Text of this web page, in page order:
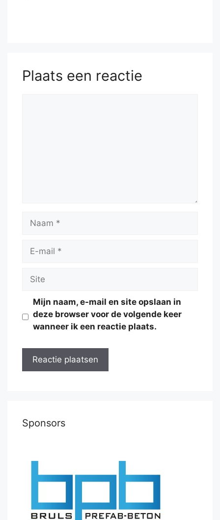
Plaats een reactie
Naam
Site
Mijn naam, e-mail en site opslaan in
deze browser voor de volgende keer
wanneer ik een reactie plaats.
Sponsors